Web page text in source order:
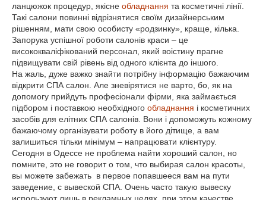
ланцюжок процедур, якісне обладнання та косметичні лінії.
Такі салони повинні відрізнятися своїм дизайнерським
рішенням, мати свою особисту «родзинку», краще, кілька.
Запорука успішної роботи салонів краси – це
висококваліфікований персонал, який воістину прагне
підвищувати свій рівень від одного клієнта до іншого.
На жаль, дуже важко знайти потрібну інформацію бажаючим
відкрити СПА салон. Але зневірятися не варто, бо, як на
допомогу прийдуть професіонали фірми, яка займається
підбором і поставкою необхідного обладнання і косметичних
засобів для елітних СПА салонів. Вони і допоможуть кожному
бажаючому організувати роботу в його дітище, а вам
залишиться тільки мінімум – напрацювати клієнтуру.
Сегодня в Одессе не проблема найти хороший салон, но
помните, это не говорит о том, что выбирая салон красоты,
вы можете забежать в первое попавшееся вам на пути
заведение, с вывеской СПА. Очень часто такую вывеску